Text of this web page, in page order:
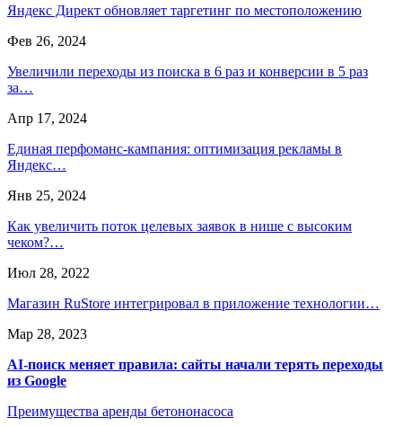
Яндекс Директ обновляет таргетинг по местоположению
Фев 26, 2024
Увеличили переходы из поиска в 6 раз и конверсии в 5 раз
за…
Апр 17, 2024
Единая перфоманс-кампания: оптимизация рекламы в
Яндекс…
Янв 25, 2024
Как увеличить поток целевых заявок в нише с высоким
чеком?…
Июл 28, 2022
Магазин RuStore интегрировал в приложение технологии…
Мар 28, 2023
AI-поиск меняет правила: сайты начали терять переходы
из Google
Преимущества аренды бетононасоса